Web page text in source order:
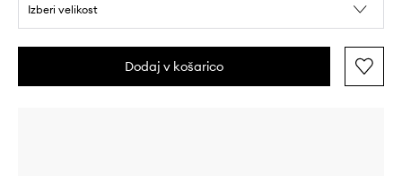
Izberi velikost
Dodaj v košarico